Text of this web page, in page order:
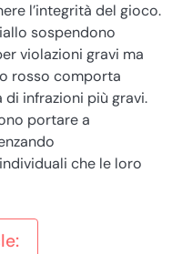
l’integrità del gioco.
sospendono
violazioni gravi ma
rosso comporta
di infrazioni più gravi.
portare a
che le loro